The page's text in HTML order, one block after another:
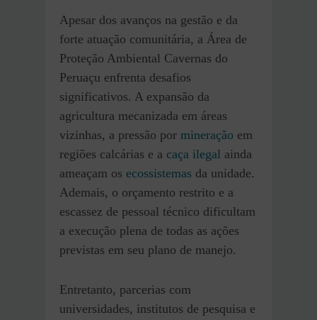
Apesar dos avanços na gestão e da
forte atuação comunitária, a Área de
Proteção Ambiental Cavernas do
Peruaçu enfrenta desafios
significativos. A expansão da
agricultura mecanizada em áreas
vizinhas, a pressão por mineração em
regiões calcárias e a caça ilegal ainda
ameaçam os ecossistemas da unidade.
Ademais, o orçamento restrito e a
escassez de pessoal técnico dificultam
a execução plena de todas as ações
previstas em seu plano de manejo.
Entretanto, parcerias com
universidades, institutos de pesquisa e